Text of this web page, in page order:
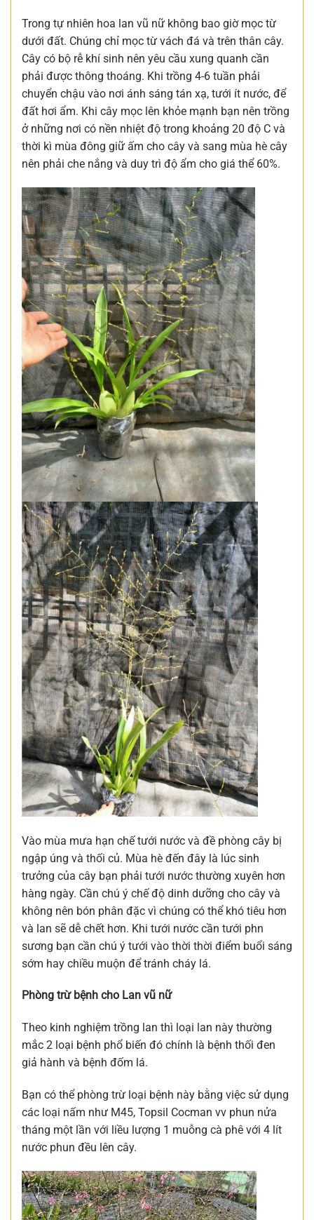
Trong tự nhiên hoa lan vũ nữ không bao giờ mọc từ
dưới đất. Chúng chỉ mọc từ vách đá và trên thân cây.
Cây có bộ rễ khí sinh nên yêu cầu xung quanh cần
phải được thông thoáng. Khi trồng 4-6 tuần phải
chuyển chậu vào nơi ánh sáng tán xạ, tưới ít nước, để
đất hơi ẩm. Khi cây mọc lên khỏe mạnh bạn nên trồng
ở những nơi có nền nhiệt độ trong khoảng 20 độ C và
thời kì mùa đông giữ ấm cho cây và sang mùa hè cây
nên phải che nắng và duy trì độ ẩm cho giá thể 60%.
Vào mùa mưa hạn chế tưới nước và đề phòng cây bị
ngập úng và thối củ. Mùa hè đến đây là lúc sinh
trưởng của cây bạn phải tưới nước thường xuyên hơn
hàng ngày. Cần chú ý chế độ dinh dưỡng cho cây và
không nên bón phân đặc vì chúng có thể khó tiêu hơn
và lan sẽ dễ chết hơn. Khi tưới nước cần tưới phn
sương bạn cần chú ý tưới vào thời thời điểm buổi sáng
sớm hay chiều muộn để tránh cháy lá.
Phòng trừ bệnh cho Lan vũ nữ
Theo kinh nghiệm trồng lan thì loại lan này thường
mắc 2 loại bệnh phổ biến đó chính là bệnh thối đen
giả hành và bệnh đốm lá.
Bạn có thể phòng trừ loại bệnh này bằng việc sử dụng
các loại nấm như M45, Topsil Cocman vv phun nửa
tháng một lần với liều lượng 1 muỗng cà phê với 4 lít
nước phun đều lên cây.